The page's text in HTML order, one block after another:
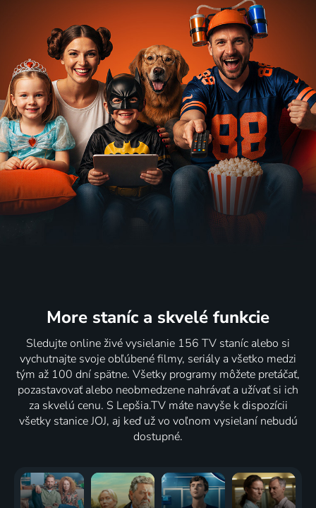
More staníc a skvelé funkcie
Sledujte online živé vysielanie 156 TV staníc alebo si
vychutnajte svoje obľúbené filmy, seriály a všetko medzi
tým až 100 dní spätne. Všetky programy môžete pretáčať,
pozastavovať alebo neobmedzene nahrávať a užívať si ich
za skvelú cenu. S Lepšia.TV máte navyše k dispozícii
všetky stanice JOJ, aj keď už vo voľnom vysielaní nebudú
dostupné.